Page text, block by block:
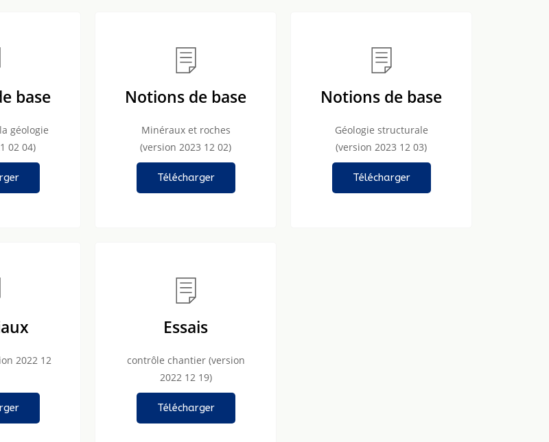
base
géologie
02 04)
Notions de base
Minéraux et roches
(version 2023 12 02)
Télécharger
Notions de base
Géologie structurale
(version 2023 12 03)
Télécharger
2022 12
Essais
contrôle chantier (version
2022 12 19)
Télécharger